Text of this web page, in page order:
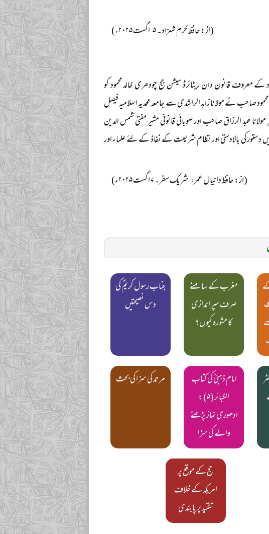
(از: حافظ خرم شہزاد۔ ۵ اگست ۲۰۲۵ء)
معروف قانون دان ریٹائرڈ سیشن جج چودھری خالد محمود کو
صاحب نے مولانا زاہد الراشدی سے جامعہ محمدیہ اسلامیہ فیصل
عبد الرزاق صاحب اور صوبائی قانونی مشیر مفتی شمس الدین
کی بالادستی اور نظام شریعت کے نفاذ کے لئے علماء اور
(از: حافظ دانیال عمر، شریکِ سفر۔ ۷ اگست ۲۰۲۵ء)
مغرب کے سامنے
صرف سپر اندازی
کا مشورہ کیوں؟
جناب رسول کریمؐ کی
دس نصیحتیں
امام ذہبیؒ کی کتاب
الکبائر (۵) :
ادھوری نماز پڑھنے
والے کی سزا
مرتد کی سزا کی بحث
حج کے موقع پر
امریکہ کے خلاف
تنقید پر پابندی